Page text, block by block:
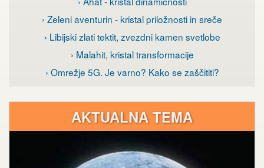
› Zeleni aventurin - kristal priložnosti in sreče
› Libijski zlati tektit, zvezdni kamen svetlobe
› Malahit, kristal transformacije
› Omrežje 5G. Je varno? Kako se zaščititi?
AKTUALNA TEMA